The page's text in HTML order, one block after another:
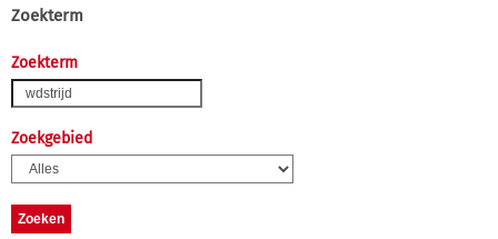
Zoekterm
Zoekterm
Zoekgebied